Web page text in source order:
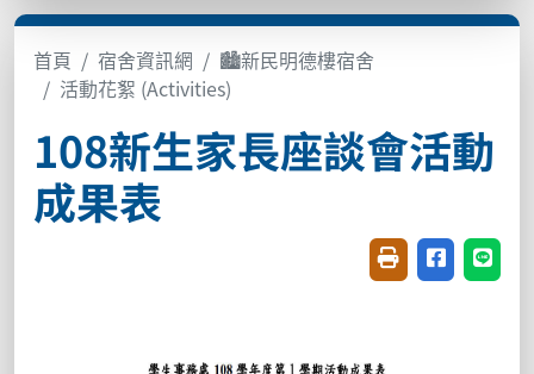
首頁 宿舍資訊網
🏙️新民明德樓宿舍
活動花絮 (Activities)
108新生家長座談會活動
成果表
友善列印(開新視
分享至臉書
分享